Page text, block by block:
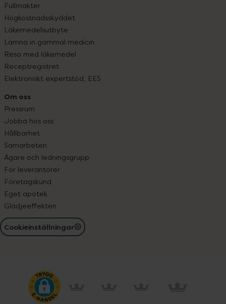
Fullmakter
Högkostnadsskyddet
Läkemedelsutbyte
Lämna in gammal medicin
Resa med läkemedel
Receptregistret
Elektroniskt expertstöd, EES
Om oss
Pressrum
Jobba hos oss
Hållbarhet
Samarbeten
Ägare och ledningsgrupp
För leverantörer
Företagskund
Eget apotek
Glädjeeffekten
Cookieinställningar